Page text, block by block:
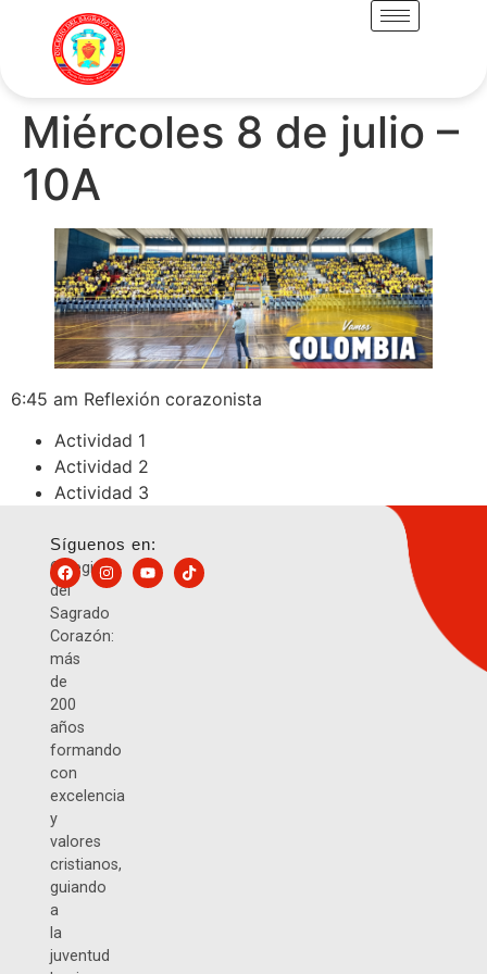
Miércoles 8 de julio –
10A
6:45 am Reflexión corazonista
Actividad 1
Actividad 2
Actividad 3
Colegio
del
Sagrado
Corazón:
más
de
200
años
formando
con
excelencia
y
valores
cristianos,
guiando
a
la
juventud
Síguenos en: